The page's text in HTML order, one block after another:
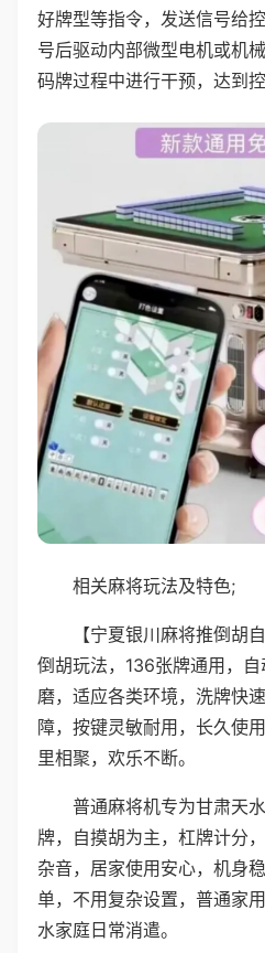
好牌型等指令，发送信号给
号后驱动内部微型电机或机
码牌过程中进行干预，达到控
相关麻将玩法及特色;
【宁夏银川麻将推倒胡
倒胡玩法，136张牌通用，
磨，适应各类环境，洗牌快
障，按键灵敏耐用，长久使
里相聚，欢乐不断。
普通麻将机专为甘肃天
牌，自摸胡为主，杠牌计分
杂音，居家使用安心，机身
单，不用复杂设置，普通家
水家庭日常消遣。